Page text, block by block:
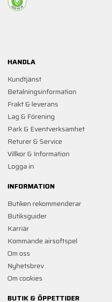
HANDLA
Kundtjänst
Betalningsinformation
Frakt & leverans
Lag & Förening
Park & Eventverksamhet
Returer & Service
Villkor & Information
Logga in
INFORMATION
Butiken rekommenderar
Butiksguider
Karriär
Kommande airsoftspel
Om oss
Nyhetsbrev
Om cookies
BUTIK & ÖPPETTIDER